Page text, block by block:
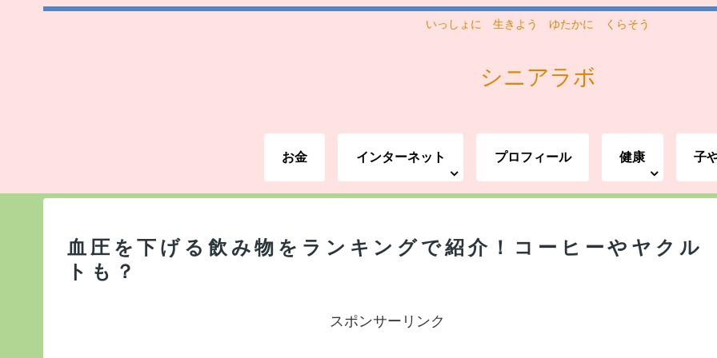
いっしょに 生きよう ゆたかに くらそう
シニアラボ
お金 インターネット プロフィール 健康 子
血圧を下げる飲み物をランキングで紹介！コーヒーやヤクル
トも？
スポンサーリンク